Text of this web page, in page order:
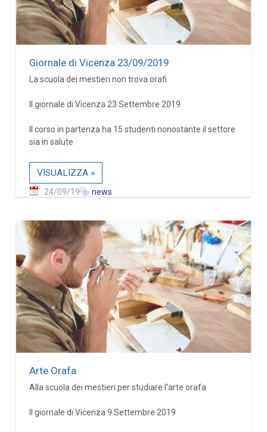
Giornale di Vicenza 23/09/2019
La scuola dei mestieri non trova orafi
Il giornale di Vicenza 23 Settembre 2019
Il corso in partenza ha 15 studenti nonostante il settore
sia in salute
VISUALIZZA »
24/09/19 news
Arte Orafa
Alla scuola dei mestieri per studiare l'arte orafa
Il giornale di Vicenza 9 Settembre 2019